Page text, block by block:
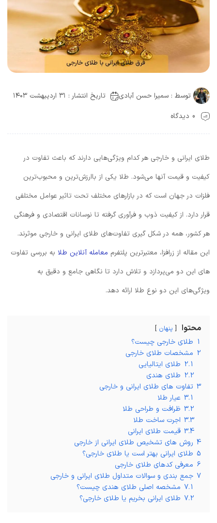
توسط : سمیرا حسن آبادی تاریخ انتشار : ۳۱ اردیبهشت ۱۴۰۳
0 دیدگاه
طلای ایرانی و خارجی هر کدام ویژگی‌هایی دارند که باعث تفاوت در
کیفیت و قیمت آنها می‌شود. طلا یکی از باارزش‌ترین و محبوب‌ترین
فلزات در جهان است که در بازارهای مختلف تحت تاثیر عوامل مختلفی
قرار دارد. از کیفیت ذوب و فرآوری گرفته تا نوسانات اقتصادی و فرهنگی
هر کشور، همه در شکل گیری تفاوت‌های طلای ایرانی و خارجی موثرند.
این مقاله از زرافزا، معتبرترین پلتفرم معامله آنلاین طلا به بررسی تفاوت
های این دو می‌پردازد و تلاش دارد تا نگاهی جامع و دقیق به
ویژگی‌های این دو نوع طلا ارائه دهد.
محتوا پنهان
1 طلای خارجی چیست؟
2 مشخصات طلای خارجی
2.1 طلای ایتالیایی
2.2 طلای هندی
3 تفاوت های طلای ایرانی و خارجی
3.1 عیار طلا
3.2 ظرافت و طراحی طلا
3.3 اجرت ساخت طلا
3.4 قیمت طلای ایرانی
4 روش های تشخیص طلای ایرانی از خارجی
5 طلای ایرانی بهتر است یا طلای خارجی؟
6 معرفی کدهای طلای خارجی
7 جمع بندی و سوالات متداول طلای ایرانی و خارجی
7.1 مشخصه اصلی طلای هندی چیست؟
7.2 طلای ایرانی بخریم یا طلای خارجی؟